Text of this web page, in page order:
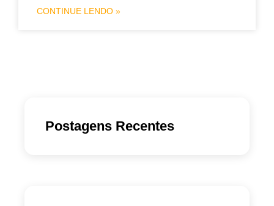
CONTINUE LENDO »
Postagens Recentes